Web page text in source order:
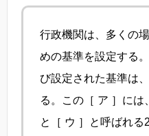
行政機関は、多くの
めの基準を設定する
び設定された基準は
る。この［ ア ］には
と［ ウ ］と呼ばれ